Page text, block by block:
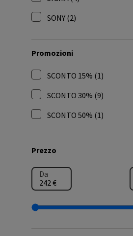
SONY (2)
Promozioni
SCONTO 15% (1)
SCONTO 30% (9)
SCONTO 50% (1)
Prezzo
Da